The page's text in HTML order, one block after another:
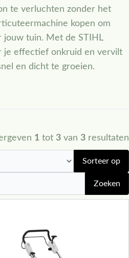
te verluchten zonder het
kopen om
jouw tuin. Met de STIHL
je effectief onkruid en vervilt
en dicht te groeien.
1 tot 3 van 3 resultaten
Sorteer op
Zoeken